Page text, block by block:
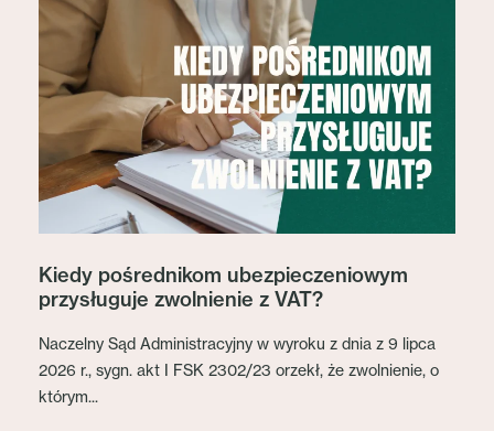
Kiedy pośrednikom ubezpieczeniowym
przysługuje zwolnienie z VAT?
Naczelny Sąd Administracyjny w wyroku z dnia z 9 lipca
2026 r., sygn. akt I FSK 2302/23 orzekł, że zwolnienie, o
którym...